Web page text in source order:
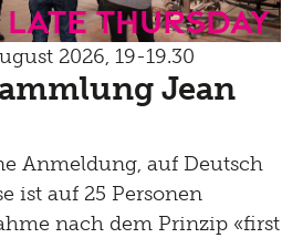
Late Thursday
2026, 19-19.30
Jean
Anmeldung, auf Deutsch
ist auf 25 Personen
nach dem Prinzip «first